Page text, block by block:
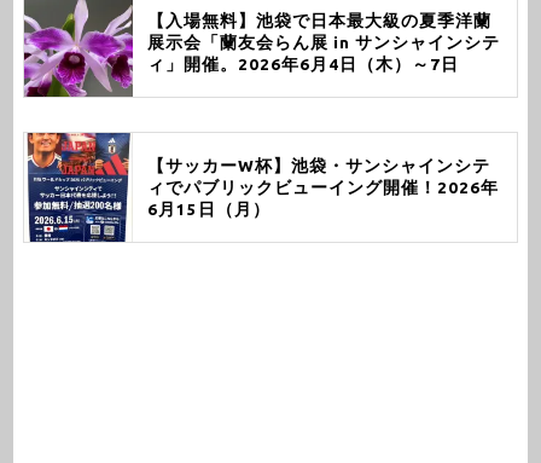
【入場無料】池袋で日本最大級の夏季洋蘭
展示会「蘭友会らん展 in サンシャインシテ
ィ」開催。2026年6月4日（木）～7日
【サッカーW杯】池袋・サンシャインシテ
ィでパブリックビューイング開催！2026年
6月15日（月）